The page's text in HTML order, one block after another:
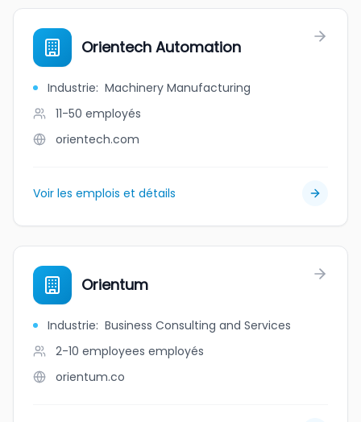
Orientech Automation
Industrie: Machinery Manufacturing
11-50 employés
orientech.com
Voir les emplois et détails
Orientum
Industrie: Business Consulting and Services
2-10 employees employés
orientum.co